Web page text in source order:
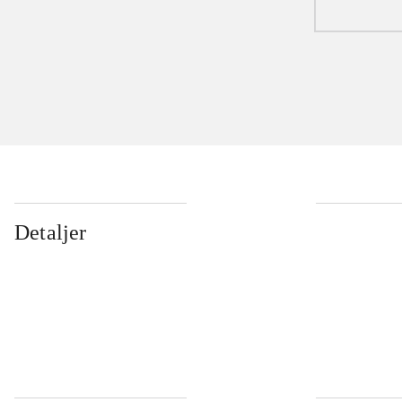
Detaljer